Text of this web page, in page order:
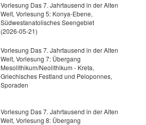
Vorlesung Das 7. Jahrtausend in der Alten
Welt, Vorlesung 5: Konya-Ebene,
Südwestanatolisches Seengebiet
(2026-05-21)
Vorlesung Das 7. Jahrtausend in der Alten
Welt, Vorlesung 7: Übergang
Mesolithikum/Neolithikum - Kreta,
Griechisches Festland und Peloponnes,
Sporaden
Vorlesung Das 7. Jahrtausend in der Alten
Welt, Vorlesung 8: Übergang